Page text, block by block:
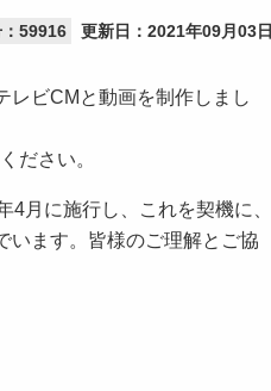
59916 更新日： 2021年09月03日
ビCMと動画を制作しまし
ださい。
月に施行し、これを契機に、
います。皆様のご理解とご協